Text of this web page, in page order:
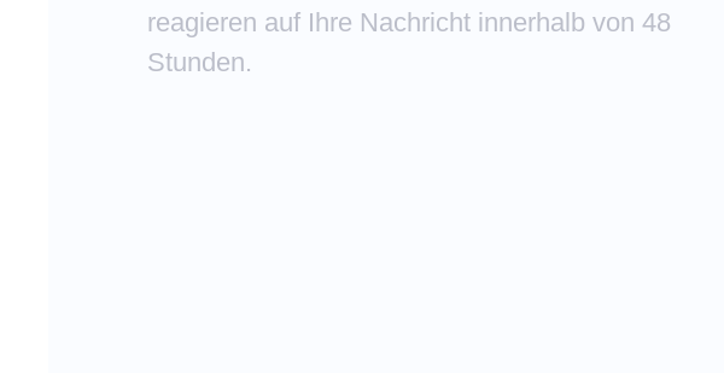
reagieren auf Ihre Nachricht innerhalb von 48
Stunden.